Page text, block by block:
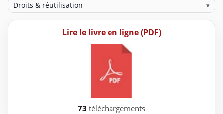
Droits & réutilisation ▾
Lire le livre en ligne (PDF)
73 téléchargements